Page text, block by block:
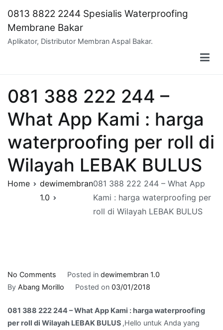
content
0813 8822 2244 Spesialis Waterproofing
Membrane Bakar
Aplikator, Distributor Membran Aspal Bakar.
081 388 222 244 –
What App Kami : harga
waterproofing per roll di
Wilayah LEBAK BULUS
Home
dewimembran
1.0
081 388 222 244 – What App
Kami : harga waterproofing per
roll di Wilayah LEBAK BULUS
No Comments
081
222
244
Posted in dewimembran 1.0
By Abang Morillo Posted on 03/01/2018
081 388 222 244 – What App Kami : harga waterproofing
per roll di Wilayah LEBAK BULUS ,Hello untuk Anda yang